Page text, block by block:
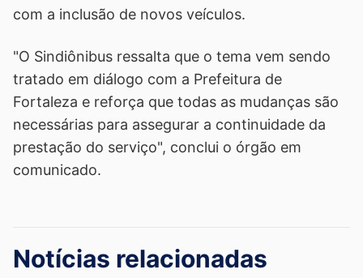
com a inclusão de novos veículos.
"O Sindiônibus ressalta que o tema vem sendo
tratado em diálogo com a Prefeitura de
Fortaleza e reforça que todas as mudanças são
necessárias para assegurar a continuidade da
prestação do serviço", conclui o órgão em
comunicado.
Notícias relacionadas